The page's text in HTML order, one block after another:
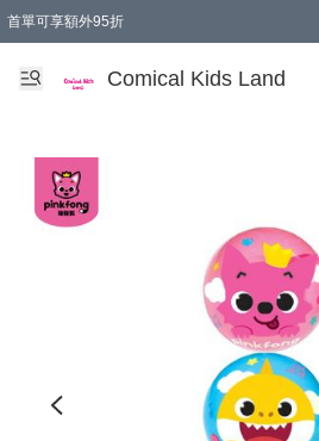
首單可享額外95折
Comical Kids Land